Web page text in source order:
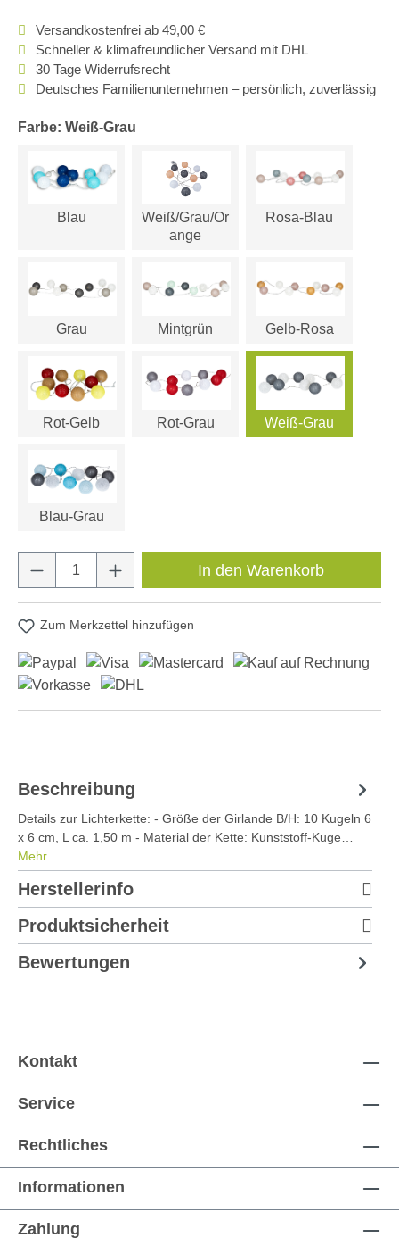
Versandkostenfrei ab 49,00 €
Schneller & klimafreundlicher Versand mit DHL
30 Tage Widerrufsrecht
Deutsches Familienunternehmen – persönlich, zuverlässig
Farbe: Weiß-Grau
Blau
Weiß/Grau/Or
ange
Rosa-Blau
Grau Mintgrün Gelb-Rosa
Rot-Gelb Rot-Grau Weiß-Grau
Blau-Grau
Produkt Anzahl: Gib den gewünschten
In den Warenkorb
Zum Merkzettel hinzufügen
Beschreibung
Details zur Lichterkette: - Größe der Girlande B/H: 10 Kugeln 6
x 6 cm, L ca. 1,50 m - Material der Kette: Kunststoff-Kuge…
Mehr
Herstellerinfo
Produktsicherheit
Bewertungen
Kontakt
Service
Rechtliches
Informationen
Zahlung